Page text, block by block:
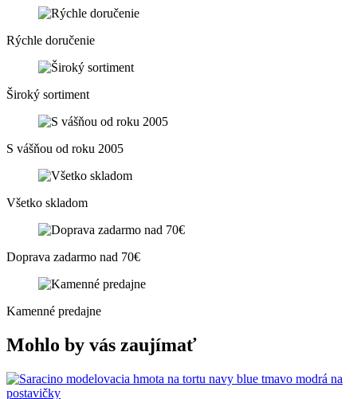
Rýchle doručenie
Široký sortiment
S vášňou od roku 2005
Všetko skladom
Doprava zadarmo nad 70€
Kamenné predajne
Mohlo by vás zaujímať